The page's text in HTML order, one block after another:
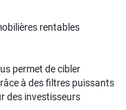
rentables
permet de cibler
à des filtres puissants
des investisseurs